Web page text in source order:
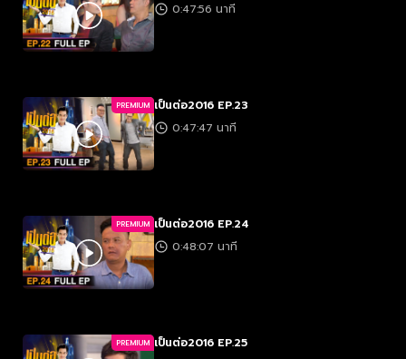
0:47:56 นาที
PREMIUM เป็นต่อ2016 EP.23
0:47:47 นาที
PREMIUM เป็นต่อ2016 EP.24
0:48:07 นาที
PREMIUM เป็นต่อ2016 EP.25